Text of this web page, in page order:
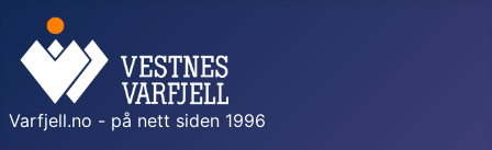
Varfjell.no - på nett siden 1996